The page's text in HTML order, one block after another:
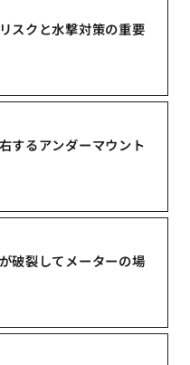
スクと水撃対策の重要
するアンダーマウント
破裂してメーターの場